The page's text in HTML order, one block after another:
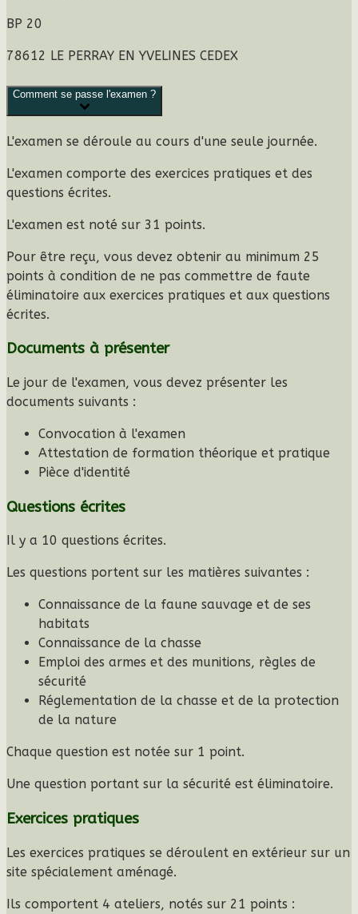
BP 20
78612 LE PERRAY EN YVELINES CEDEX
Comment se passe l'examen ?
L'examen se déroule au cours d'une seule journée.
L'examen comporte des exercices pratiques et des
questions écrites.
L'examen est noté sur 31 points.
Pour être reçu, vous devez obtenir au minimum 25
points à condition de ne pas commettre de faute
éliminatoire aux exercices pratiques et aux questions
écrites.
Documents à présenter
Le jour de l'examen, vous devez présenter les
documents suivants :
Convocation à l'examen
Attestation de formation théorique et pratique
Pièce d'identité
Questions écrites
Il y a 10 questions écrites.
Les questions portent sur les matières suivantes :
Connaissance de la faune sauvage et de ses
habitats
Connaissance de la chasse
Emploi des armes et des munitions, règles de
sécurité
Réglementation de la chasse et de la protection
de la nature
Chaque question est notée sur 1 point.
Une question portant sur la sécurité est éliminatoire.
Exercices pratiques
Les exercices pratiques se déroulent en extérieur sur un
site spécialement aménagé.
Ils comportent 4 ateliers, notés sur 21 points :